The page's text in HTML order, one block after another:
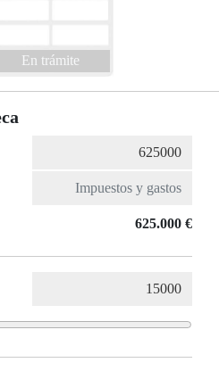
En trámite
625.000 €